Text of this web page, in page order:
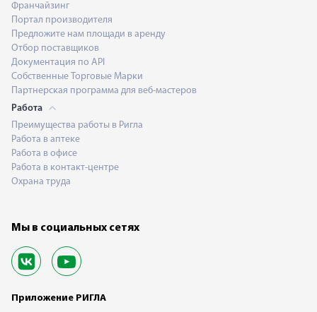
Франчайзинг
Портал производителя
Предложите нам площади в аренду
Отбор поставщиков
Документация по API
Собственные Торговые Марки
Партнерская программа для веб-мастеров
Работа
Преимущества работы в Ригла
Работа в аптеке
Работа в офисе
Работа в контакт-центре
Охрана труда
Мы в социальных сетях
Приложение РИГЛА